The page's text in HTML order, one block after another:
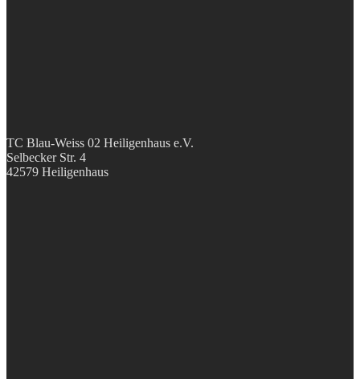
TC Blau-Weiss 02 Heiligenhaus e.V.
Selbecker Str. 4
42579 Heiligenhaus